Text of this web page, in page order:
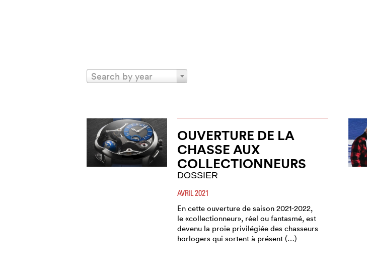
Search by year
OUVERTURE DE LA
CHASSE AUX
COLLECTIONNEURS
DOSSIER
AVRIL 2021
En cette ouverture de saison 2021-2022,
le «collectionneur», réel ou fantasmé, est
devenu la proie privilégiée des chasseurs
horlogers qui sortent à présent (…)